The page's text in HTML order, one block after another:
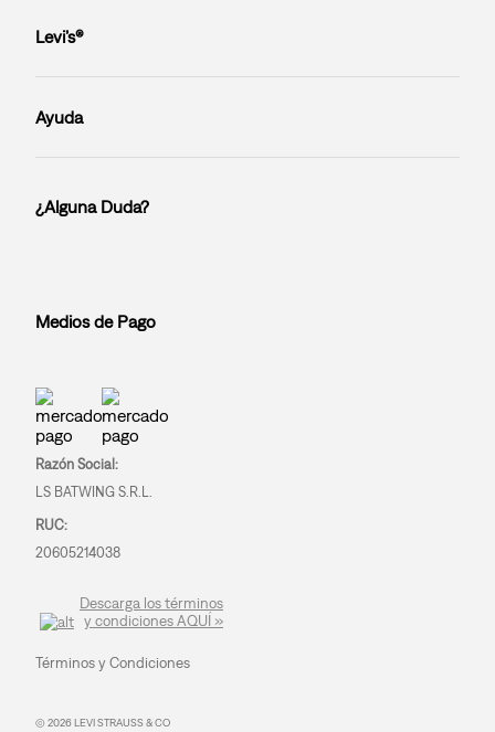
Levi’s®
Ayuda
¿Alguna Duda?
Medios de Pago
Razón Social:
LS BATWING S.R.L.
RUC:
20605214038
Descarga los términos
y condiciones AQUÍ »
Términos y Condiciones
© 2026 LEVI STRAUSS & CO